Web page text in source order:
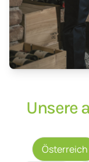
Unsere
Österreich